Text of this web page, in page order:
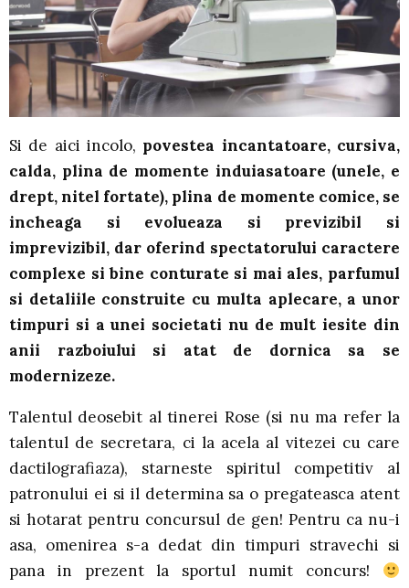
Si de aici incolo, povestea incantatoare, cursiva,
calda, plina de momente induiasatoare (unele, e
drept, nitel fortate), plina de momente comice, se
incheaga si evolueaza si previzibil si
imprevizibil, dar oferind spectatorului caractere
complexe si bine conturate si mai ales, parfumul
si detaliile construite cu multa aplecare, a unor
timpuri si a unei societati nu de mult iesite din
anii razboiului si atat de dornica sa se
modernizeze.
Talentul deosebit al tinerei Rose (si nu ma refer la
talentul de secretara, ci la acela al vitezei cu care
dactilografiaza), starneste spiritul competitiv al
patronului ei si il determina sa o pregateasca atent
si hotarat pentru concursul de gen! Pentru ca nu-i
asa, omenirea s-a dedat din timpuri stravechi si
pana in prezent la sportul numit concurs!